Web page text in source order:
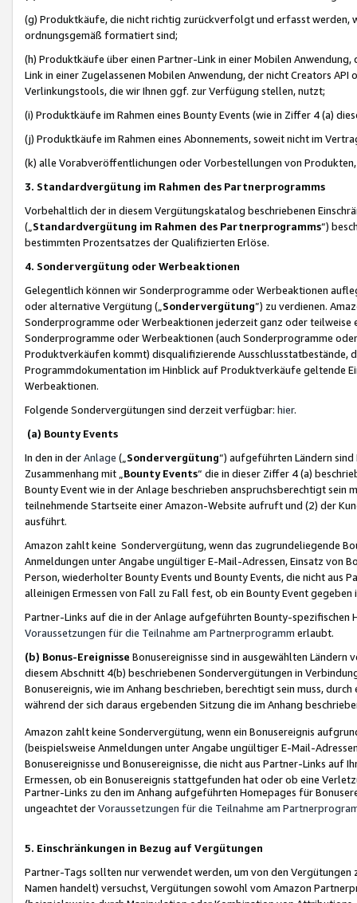
(g) Produktkäufe, die nicht richtig zurückverfolgt und erfasst werden,
ordnungsgemäß formatiert sind;
(h) Produktkäufe über einen Partner-Link in einer Mobilen
Link in einer Zugelassenen Mobilen Anwendung, der nicht Creators
Verlinkungstools, die wir Ihnen ggf. zur Verfügung stellen, nutzt;
(i) Produktkäufe im Rahmen eines Bounty Events (wie in Ziffer 4 (a)
(j) Produktkäufe im Rahmen eines Abonnements, soweit nicht im
(k) alle Vorabveröffentlichungen oder Vorbestellungen von
3. Standardvergütung im Rahmen des Partnerprogramms
Vorbehaltlich der in diesem Vergütungskatalog beschriebenen
(„ Standardvergütung im Rahmen des Partnerprogramms“)
bestimmten Prozentsatzes der Qualifizierten Erlöse.
4. Sondervergütung oder Werbeaktionen
Gelegentlich können wir Sonderprogramme oder Werbeaktionen
oder alternative Vergütung („ Sondervergütung”) zu verdienen.
Sonderprogramme oder Werbeaktionen jederzeit ganz oder
Sonderprogramme oder Werbeaktionen (auch Sonderprogramme
Produktverkäufen kommt) disqualifizierende Ausschlusstatbestände,
Programmdokumentation im Hinblick auf Produktverkäufe geltende
Werbeaktionen.
Folgende Sondervergütungen sind derzeit verfügbar: hier.
(a) Bounty Events
In den in derAnlage („ Sondervergütung“) aufgeführten Ländern
Zusammenhang mit „ Bounty Events“ die in dieser Ziffer 4 (a)
Bounty Event wie in der Anlage beschrieben anspruchsberechtigt sein
teilnehmende Startseite einer Amazon-Website aufruft und (2) der
ausführt.
Amazon zahlt keine Sondervergütung, wenn das zugrundeliegende
Anmeldungen unter Angabe ungültiger E-Mail-Adressen, Einsatz von
Person, wiederholter Bounty Events und Bounty Events, die nicht
alleinigen Ermessen von Fall zu Fall fest, ob ein Bounty Event
Partner-Links auf die in der Anlage aufgeführten Bounty-spezifischen
Voraussetzungen für die Teilnahme am Partnerprogramm erlaubt.
(b) Bonus-Ereignisse Bonusereignisse sind in ausgewählten Ländern
diesem Abschnitt 4(b) beschriebenen Sondervergütungen in
Bonusereignis, wie im Anhang beschrieben, berechtigt sein muss,
während der sich daraus ergebenden Sitzung die im Anhang
Amazon zahlt keine Sondervergütung, wenn ein Bonusereignis
(beispielsweise Anmeldungen unter Angabe ungültiger E-Mail-
Bonusereignisse und Bonusereignisse, die nicht aus Partner-Links auf
Ermessen, ob ein Bonusereignis stattgefunden hat oder ob eine
Partner-Links zu den im Anhang aufgeführten Homepages für
ungeachtet derVoraussetzungen für die Teilnahme am
5. Einschränkungen in Bezug auf Vergütungen
Partner-Tags sollten nur verwendet werden, um von den
Namen handelt) versuchst, Vergütungen sowohl vom Amazon